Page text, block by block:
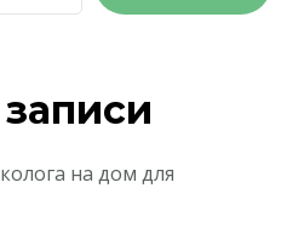
на дом для